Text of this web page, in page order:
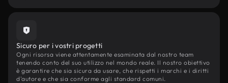
Sicuro per i vostri progetti
Ogni risorsa viene attentamente esaminata dal nostro team
tenendo conto del suo utilizzo nel mondo reale. Il nostro obiettivo
è garantire che sia sicura da usare, che rispetti i marchi e i diritti
d'autore e che sia conforme agli standard comuni.